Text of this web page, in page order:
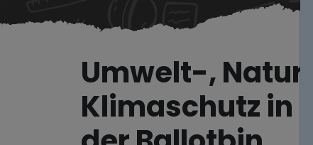
Umwelt-,
Klimaschutz in